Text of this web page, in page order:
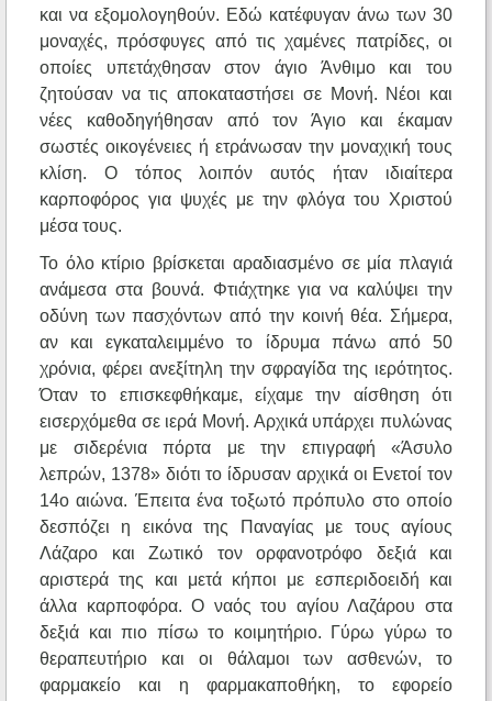
και να εξομολογηθούν. Εδώ κατέφυγαν άνω των 30
μοναχές, πρόσφυγες από τις χαμένες πατρίδες, οι
οποίες υπετάχθησαν στον άγιο Άνθιμο και του
ζητούσαν να τις αποκαταστήσει σε Μονή. Νέοι και
νέες καθοδηγήθησαν από τον Άγιο και έκαμαν
σωστές οικογένειες ή ετράνωσαν την μοναχική τους
κλίση. Ο τόπος λοιπόν αυτός ήταν ιδιαίτερα
καρποφόρος για ψυχές με την φλόγα του Χριστού
μέσα τους.
Το όλο κτίριο βρίσκεται αραδιασμένο σε μία πλαγιά
ανάμεσα στα βουνά. Φτιάχτηκε για να καλύψει την
οδύνη των πασχόντων από την κοινή θέα. Σήμερα,
αν και εγκαταλειμμένο το ίδρυμα πάνω από 50
χρόνια, φέρει ανεξίτηλη την σφραγίδα της ιερότητος.
Όταν το επισκεφθήκαμε, είχαμε την αίσθηση ότι
εισερχόμεθα σε ιερά Μονή. Αρχικά υπάρχει πυλώνας
με σιδερένια πόρτα με την επιγραφή «Άσυλο
λεπρών, 1378» διότι το ίδρυσαν αρχικά οι Ενετοί τον
14ο αιώνα. Έπειτα ένα τοξωτό πρόπυλο στο οποίο
δεσπόζει η εικόνα της Παναγίας με τους αγίους
Λάζαρο και Ζωτικό τον ορφανοτρόφο δεξιά και
αριστερά της και μετά κήποι με εσπεριδοειδή και
άλλα καρποφόρα. Ο ναός του αγίου Λαζάρου στα
δεξιά και πιο πίσω το κοιμητήριο. Γύρω γύρω το
θεραπευτήριο και οι θάλαμοι των ασθενών, το
φαρμακείο και η φαρμακαποθήκη, το εφορείο